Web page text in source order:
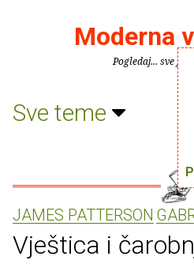
Moderna
Pogledaj... sve je
Sve teme
JAMES PATTERSON
Vještica i